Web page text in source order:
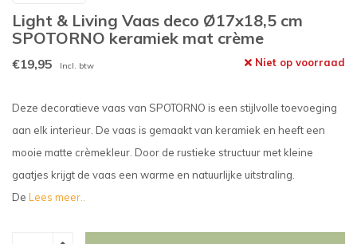
Light & Living Vaas deco Ø17x18,5 cm
SPOTORNO keramiek mat crème
€19,95 Incl. btw Niet op voorraad
Deze decoratieve vaas van SPOTORNO is een stijlvolle toevoeging
aan elk interieur. De vaas is gemaakt van keramiek en heeft een
mooie matte crèmekleur. Door de rustieke structuur met kleine
gaatjes krijgt de vaas een warme en natuurlijke uitstraling.
De Lees meer..